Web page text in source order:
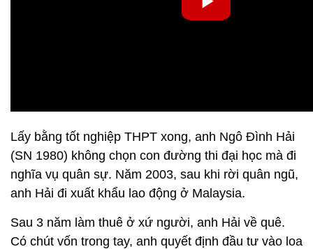
Lấy bằng tốt nghiệp THPT xong, anh Ngô Đình Hải
(SN 1980) không chọn con đường thi đại học mà đi
nghĩa vụ quân sự. Năm 2003, sau khi rời quân ngũ,
anh Hải đi xuất khẩu lao động ở Malaysia.
Sau 3 năm làm thuê ở xứ người, anh Hải về quê.
Có chút vốn trong tay, anh quyết định đầu tư vào loa